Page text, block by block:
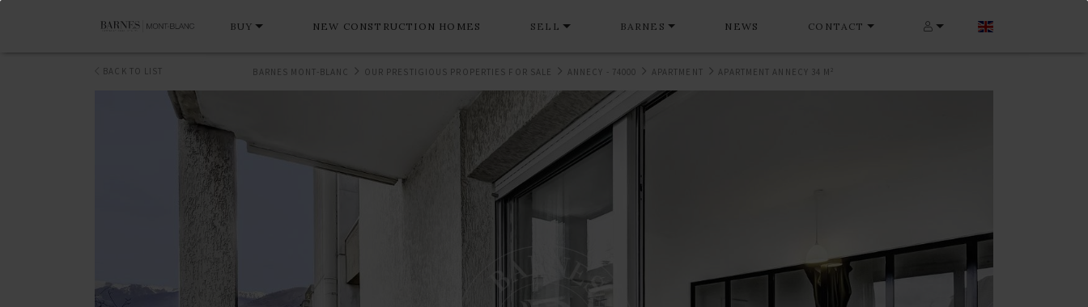
BUY NEW CONSTRUCTION HOMES SELL BARNES NEWS CONTACT
BARNES MONT-BLANC OUR PRESTIGIOUS PROPERTIES FOR SALE ANNECY - 74000 APARTMENT APARTMENT ANNECY 34 M²
BACK TO LIST